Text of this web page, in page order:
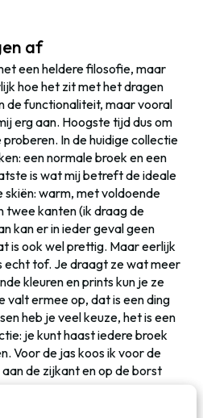
af
een heldere filosofie, maar
hoe het zit met het dragen
de functionaliteit, maar vooral
erg aan. Hoogste tijd dus om
In de huidige collectie
een normale broek en een
is wat mij betreft de ideale
skiën: warm, met voldoende
twee kanten (ik draag de
kan er in ieder geval geen
is ook wel prettig. Maar eerlijk
echt tof. Je draagt ze wat meer
kleuren en prints kun je ze
valt ermee op, dat is een ding
heb je veel keuze, het is een
je kunt haast iedere broek
Voor de jas koos ik voor de
de zijkant en op de borst